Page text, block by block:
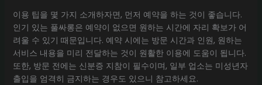
이용 팁을 몇 가지 소개하자면, 먼저 예약을 하는 것이 좋습니다.
인기 있는 풀싸롱은 예약이 없으면 원하는 시간에 자리 확보가 어
려울 수 있기 때문입니다. 예약 시에는 방문 시간과 인원, 원하는
서비스 내용을 미리 전달하는 것이 원활한 이용에 도움이 됩니다.
또한, 방문 전에는 신분증 지참이 필수이며, 일부 업소는 미성년자
출입을 엄격히 금지하는 경우도 있으니 참고하세요.